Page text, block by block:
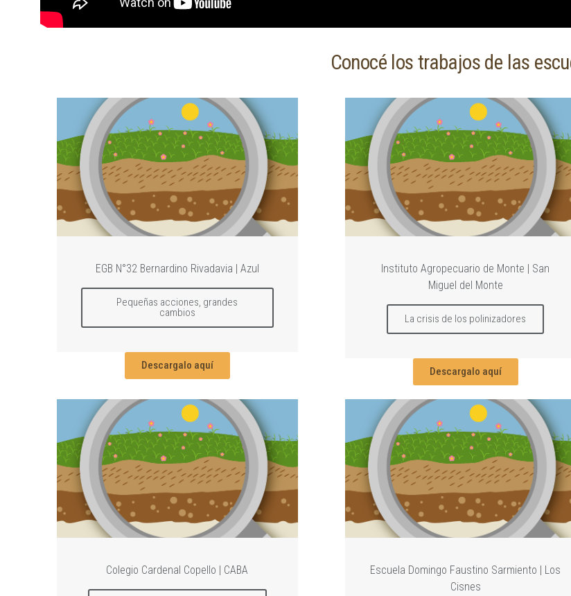
Conocé los trabajos de las
EGB N°32 Bernardino Rivadavia | Azul
Pequeñas acciones, grandes
cambios
Descargalo aquí
Instituto Agropecuario de Monte | San
Miguel del Monte
La crisis de los polinizadores
Descargalo aquí
Colegio Cardenal Copello | CABA
Escuela Domingo Faustino Sarmiento | Los
Cisnes